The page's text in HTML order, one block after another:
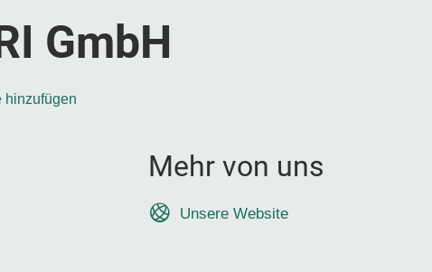
GmbH
hinzufügen
Mehr von uns
Unsere Website